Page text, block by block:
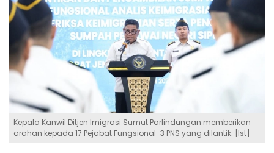
Kepala Kanwil Ditjen Imigrasi Sumut Parlindungan memberikan
arahan kepada 17 Pejabat Fungsional-3 PNS yang dilantik. [Ist]